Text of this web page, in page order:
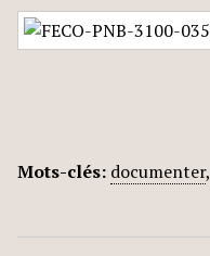
Mots-clés: documenter,